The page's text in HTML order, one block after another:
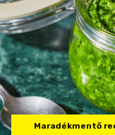
Maradékmentő